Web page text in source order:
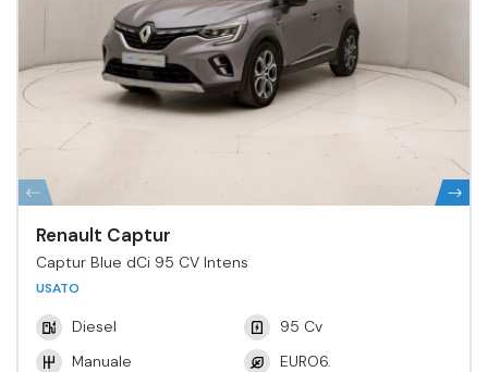
Renault Captur
Captur Blue dCi 95 CV Intens
USATO
Diesel
95 Cv
Manuale
EURO6.